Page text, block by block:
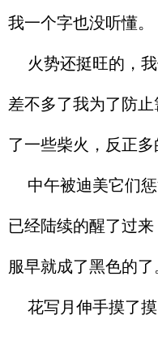
我一个字也没听懂。
火势还挺旺的，我
差不多了我为了防
了一些柴火，反正多
中午被迪美它们惩
已经陆续的醒了过
服早就成了黑色的了
花写月伸手摸了摸